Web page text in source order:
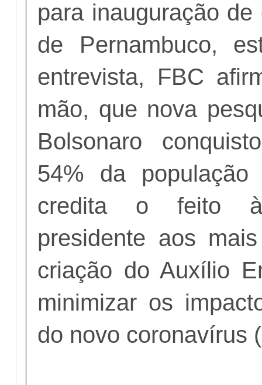
para inauguração
de Pernambuco,
entrevista, FBC
mão, que nova
Bolsonaro
54% da
credita o feito
presidente aos
criação do Auxílio
minimizar os
do novo coronavírus